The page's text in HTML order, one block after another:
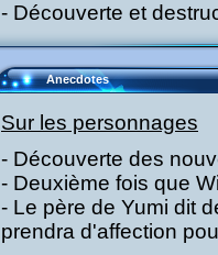
- Découverte et
Anecdotes
Sur les personnages
- Découverte des
- Deuxième fois que
- Le père de Yumi dit
prendra d'affection